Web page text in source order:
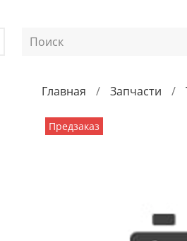
Главная Запчасти
Предзаказ